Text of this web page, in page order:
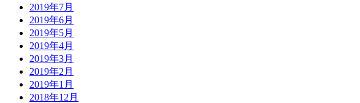
2019年7月
2019年6月
2019年5月
2019年4月
2019年3月
2019年2月
2019年1月
2018年12月